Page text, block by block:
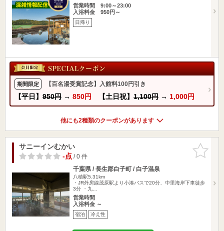
営業時間 9:00～23:00
入浴料金 950円～
日帰り
期間限定 【百名湯受賞記念】入館料100円引き
【平日】 950円 → 850円 【土日祝】 1,100円 → 1,000円
他にも2種類のクーポンがあります
お気に入
りに追加
サニーインむかい
-点/ 0 件
千葉県 / 長生郡白子町 / 白子温泉
八積駅5.31km
・JR外房線茂原駅より小湊バスで20分、中里海岸下車徒歩
3分 ・九…
営業時間
入浴料金 ～
宿泊 冷え性